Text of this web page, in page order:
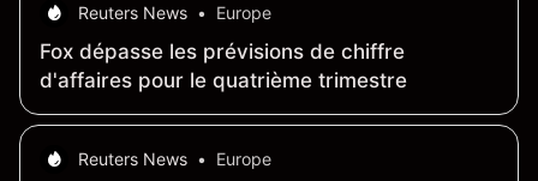
Reuters News • Europe
Fox dépasse les prévisions de chiffre
d'affaires pour le quatrième trimestre
Reuters News • Europe